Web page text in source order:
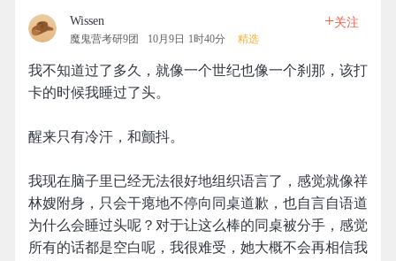
Wissen
魔鬼营考研9团 10月9日 1时40分 精选
+关注
我不知道过了多久，就像一个世纪也像一个刹那，该打
卡的时候我睡过了头。
醒来只有冷汗，和颤抖。
我现在脑子里已经无法很好地组织语言了，感觉就像祥
林嫂附身，只会干瘪地不停向同桌道歉，也自言自语道
为什么会睡过头呢？对于让这么棒的同桌被分手，感觉
所有的话都是空白呢，我很难受，她大概不会再相信我